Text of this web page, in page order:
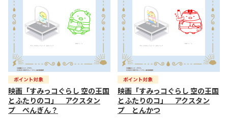
映画「すみっコぐらし 空の王国
とふたりのコ」 アクスタン
プ ぺんぎん？
映画「すみっコぐらし 空の王国
とふたりのコ」 アクスタン
プ とんかつ